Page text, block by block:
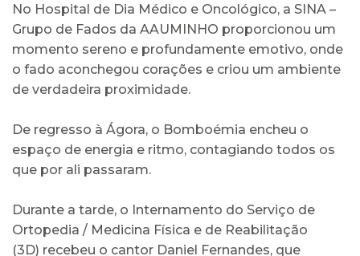
No Hospital de Dia Médico e Oncológico, a SINA –
Grupo de Fados da AAUMINHO proporcionou um
momento sereno e profundamente emotivo, onde
o fado aconchegou corações e criou um ambiente
de verdadeira proximidade.
De regresso à Ágora, o Bomboémia encheu o
espaço de energia e ritmo, contagiando todos os
que por ali passaram.
Durante a tarde, o Internamento do Serviço de
Ortopedia / Medicina Física e de Reabilitação
(3D) recebeu o cantor Daniel Fernandes, que